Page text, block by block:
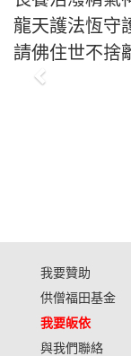
龍天護法恆守
請佛住世不捨
我要贊助
供僧福田基金
我要皈依
與我們聯絡